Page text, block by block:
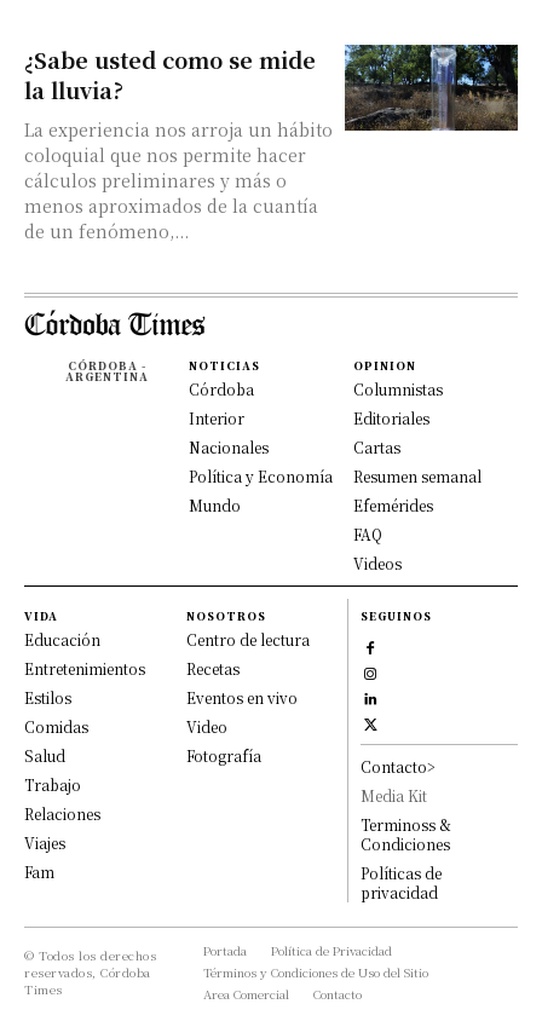
¿Sabe usted como se mide
la lluvia?
La experiencia nos arroja un hábito
coloquial que nos permite hacer
cálculos preliminares y más o
menos aproximados de la cuantía
de un fenómeno,...
CÓRDOBA -
ARGENTINA
NOTICIAS
Córdoba
Interior
Nacionales
Política y Economía
Mundo
OPINION
Columnistas
Editoriales
Cartas
Resumen semanal
Efemérides
FAQ
Videos
VIDA
Educación
Entretenimientos
Estilos
Comidas
Salud
Trabajo
Relaciones
Viajes
Fam
NOSOTROS
Centro de lectura
Recetas
Eventos en vivo
Video
Fotografía
SEGUINOS
Contacto>
Media Kit
Terminoss &
Condiciones
Políticas de
privacidad
© Todos los derechos
reservados, Córdoba
Times
Portada
Política de Privacidad
Términos y Condiciones de Uso del Sitio
Area Comercial
Contacto